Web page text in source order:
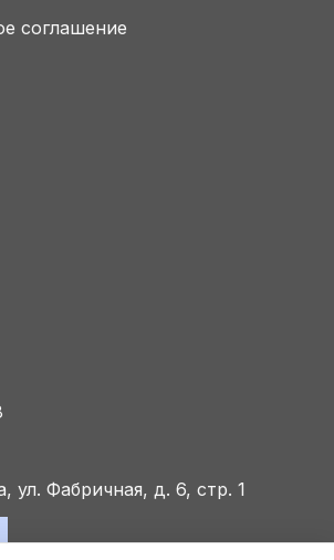
соглашение
ул. Фабричная, д. 6, стр. 1